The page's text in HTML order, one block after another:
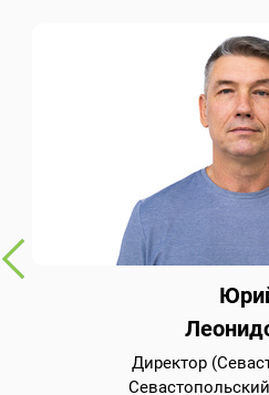
Директор